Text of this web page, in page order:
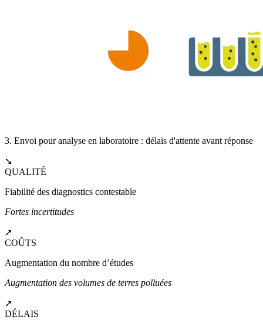
3. Envoi pour analyse en laboratoire : délais d'attente avant réponse
➘
QUALITÉ
Fiabilité des diagnostics contestable
Fortes incertitudes
➚
COÛTS
Augmentation du nombre d’études
Augmentation des volumes de terres polluées
➚
DÉLAIS